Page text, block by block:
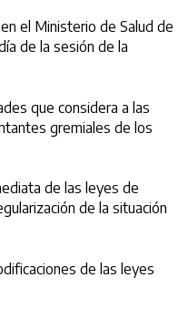
el Ministerio de Salud de
de la sesión de la
que considera a las
gremiales de los
de las leyes de
de la situación
de las leyes